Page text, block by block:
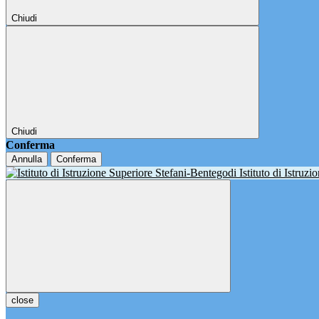
Chiudi
Chiudi
Conferma
Annulla Conferma
Istituto di
close